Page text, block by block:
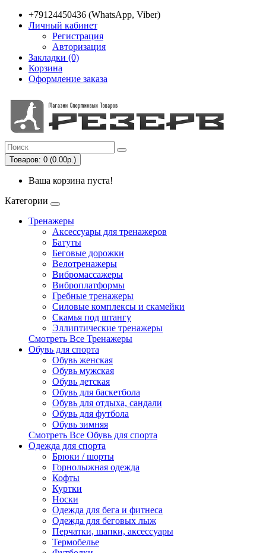
+79124450436 (WhatsApp, Viber)
Личный кабинет
Регистрация
Авторизация
Закладки (0)
Корзина
Оформление заказа
Товаров: 0 (0.00р.)
Ваша корзина пуста!
Категории
Тренажеры
Аксессуары для тренажеров
Батуты
Беговые дорожки
Велотренажеры
Вибромассажеры
Виброплатформы
Гребные тренажеры
Силовые комплексы и скамейки
Скамья под штангу
Эллиптические тренажеры
Смотреть Все Тренажеры
Обувь для спорта
Обувь женская
Обувь мужская
Обувь детская
Обувь для баскетбола
Обувь для отдыха, сандали
Обувь для футбола
Обувь зимняя
Смотреть Все Обувь для спорта
Одежда для спорта
Брюки / шорты
Горнолыжная одежда
Кофты
Куртки
Носки
Одежда для бега и фитнеса
Одежда для беговых лыж
Перчатки, шапки, аксессуары
Термобелье